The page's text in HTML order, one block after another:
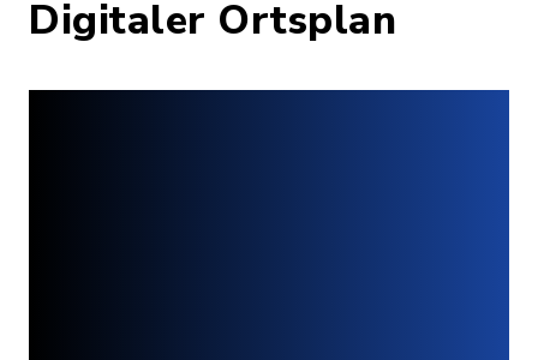
Digitaler Ortsplan